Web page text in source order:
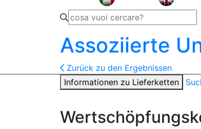
Assoziierte
Zurück zu den Ergebnissen
Informationen zu Lieferketten